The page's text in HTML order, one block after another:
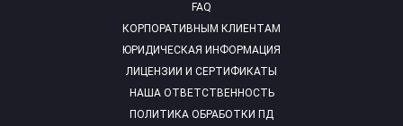
FAQ
КОРПОРАТИВНЫМ КЛИЕНТАМ
ЮРИДИЧЕСКАЯ ИНФОРМАЦИЯ
ЛИЦЕНЗИИ И СЕРТИФИКАТЫ
НАША ОТВЕТСТВЕННОСТЬ
ПОЛИТИКА ОБРАБОТКИ ПД